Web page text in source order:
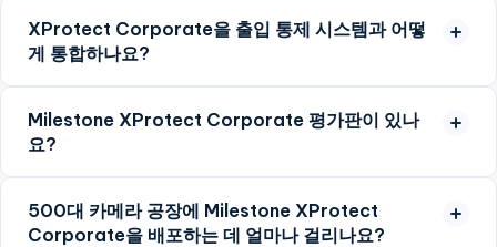
XProtect Corporate을 출입 통제 시스템과 어떻
게 통합하나요?
Milestone XProtect Corporate 평가판이 있나
요?
500대 카메라 공장에 Milestone XProtect
Corporate을 배포하는 데 얼마나 걸리나요?